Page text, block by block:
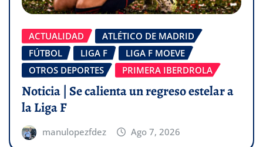
ACTUALIDAD
ATLÉTICO DE MADRID
FÚTBOL
LIGA F
LIGA F MOEVE
OTROS DEPORTES
PRIMERA IBERDROLA
Noticia | Se calienta un regreso estelar a
la Liga F
manulopezfdez Ago 7, 2026